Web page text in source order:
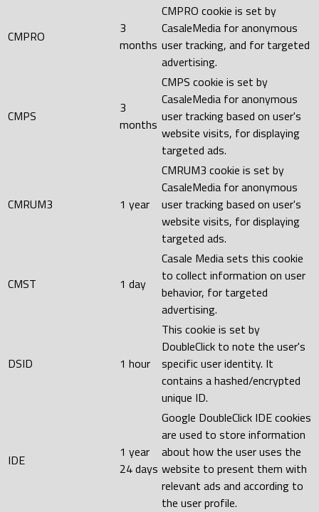
CMPRO
3
months
CMPRO cookie is set by
CasaleMedia for anonymous
user tracking, and for targeted
advertising.
CMPS
3
months
CMPS cookie is set by
CasaleMedia for anonymous
user tracking based on user's
website visits, for displaying
targeted ads.
CMRUM3 1 year
CMRUM3 cookie is set by
CasaleMedia for anonymous
user tracking based on user's
website visits, for displaying
targeted ads.
CMST 1 day
Casale Media sets this cookie
to collect information on user
behavior, for targeted
advertising.
DSID 1 hour
This cookie is set by
DoubleClick to note the user's
specific user identity. It
contains a hashed/encrypted
unique ID.
IDE
1 year
24 days
Google DoubleClick IDE cookies
are used to store information
about how the user uses the
website to present them with
relevant ads and according to
the user profile.